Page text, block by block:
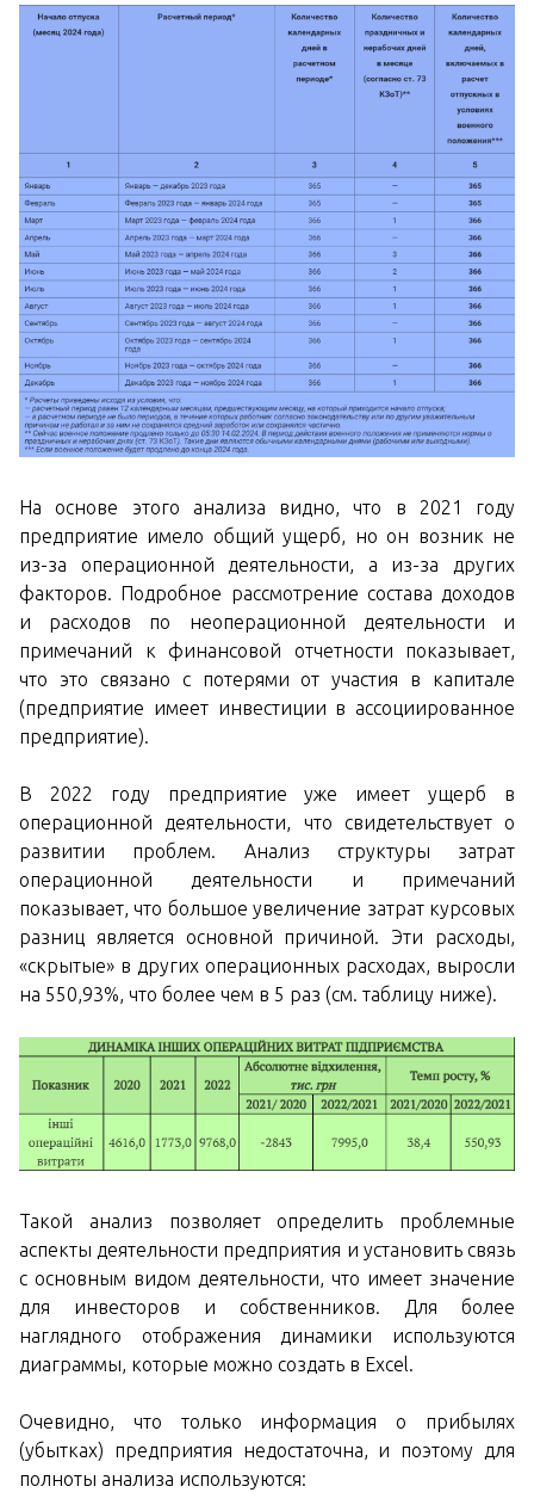
На основе этого анализа видно, что в 2021 году
предприятие имело общий ущерб, но он возник не
из-за операционной деятельности, а из-за других
факторов. Подробное рассмотрение состава доходов
и расходов по неоперационной деятельности и
примечаний к финансовой отчетности показывает,
что это связано с потерями от участия в капитале
(предприятие имеет инвестиции в ассоциированное
предприятие).
В 2022 году предприятие уже имеет ущерб в
операционной деятельности, что свидетельствует о
развитии проблем. Анализ структуры затрат
операционной деятельности и примечаний
показывает, что большое увеличение затрат курсовых
разниц является основной причиной. Эти расходы,
«скрытые» в других операционных расходах, выросли
на 550,93%, что более чем в 5 раз (см. таблицу ниже).
Такой анализ позволяет определить проблемные
аспекты деятельности предприятия и установить связь
с основным видом деятельности, что имеет значение
для инвесторов и собственников. Для более
наглядного отображения динамики используются
диаграммы, которые можно создать в Excel.
Очевидно, что только информация о прибылях
(убытках) предприятия недостаточна, и поэтому для
полноты анализа используются: